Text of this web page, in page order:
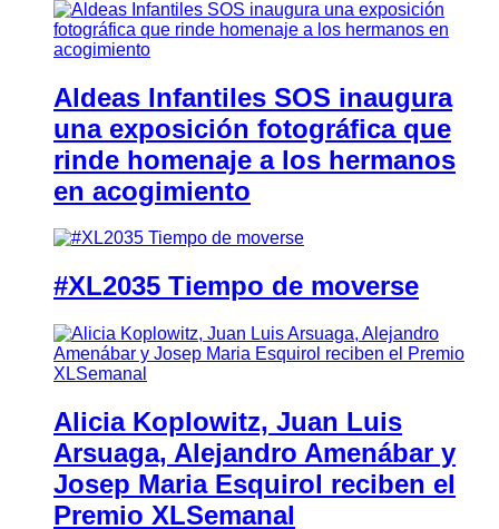
Aldeas Infantiles SOS inaugura
una exposición fotográfica que
rinde homenaje a los hermanos
en acogimiento
#XL2035 Tiempo de moverse
Alicia Koplowitz, Juan Luis
Arsuaga, Alejandro Amenábar y
Josep Maria Esquirol reciben el
Premio XLSemanal